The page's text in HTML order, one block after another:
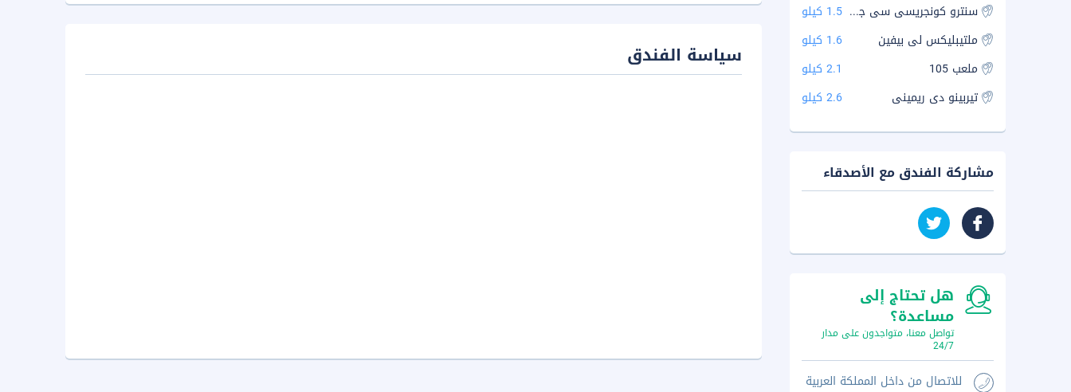
سياسة الفندق
سنترو كونجريسى سى جى ار 1.5 كيلو
ملتيبليكس لى بيفين
1.6 كيلو
ملعب 105
2.1 كيلو
تيربينو دى ريمينى
2.6 كيلو
مشاركة الفندق مع الأصدقاء
هل تحتاج إلى
مساعدة؟
تواصل معنا، متواجدون على مدار
24/7
للاتصال من داخل المملكة العربية